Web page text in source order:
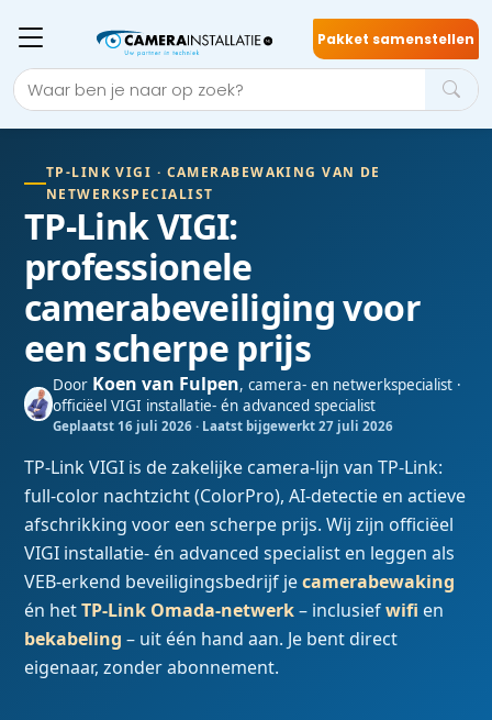
Pakket samenstellen
TP-LINK VIGI · CAMERABEWAKING VAN DE
NETWERKSPECIALIST
TP-Link VIGI:
professionele
camerabeveiliging voor
een scherpe prijs
Door Koen van Fulpen, camera- en netwerkspecialist ·
officiëel VIGI installatie- én advanced specialist
Geplaatst 16 juli 2026 · Laatst bijgewerkt 27 juli 2026
TP-Link VIGI is de zakelijke camera-lijn van TP-Link:
full-color nachtzicht (ColorPro), AI-detectie en actieve
afschrikking voor een scherpe prijs. Wij zijn officiëel
VIGI installatie- én advanced specialist en leggen als
VEB-erkend beveiligingsbedrijf jecamerabewaking
én hetTP-Link Omada-netwerk– inclusiefwifi en
bekabeling – uit één hand aan. Je bent direct
eigenaar, zonder abonnement.